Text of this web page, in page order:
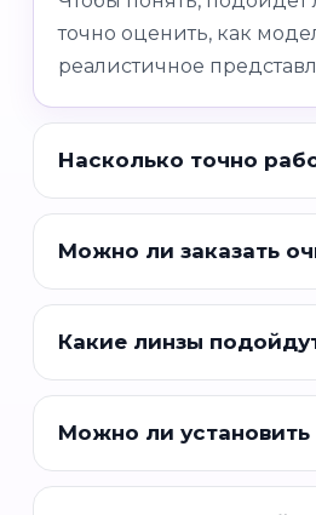
точно оценить, как
реалистичное
Насколько точно
Можно ли заказать
Какие линзы
Можно ли